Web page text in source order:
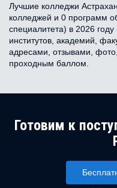
Лучшие колледжи
колледжей и 0 программ
специалитета) в 2026
институтов, академий,
адресами, отзывами,
проходным баллом.
Готовим к